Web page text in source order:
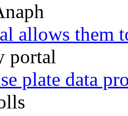
allows them
portal
plate data